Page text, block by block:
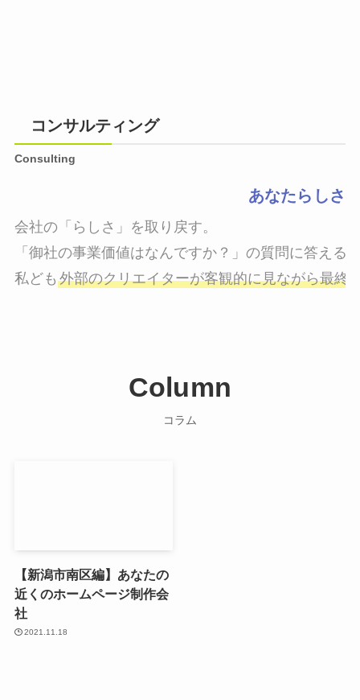
コンサルティング
Consulting
あなたらしさ
会社の「らしさ」を取り戻す。
「御社の事業価値はなんですか？」の質問に答える
私ども 外部のクリエイターが客観的に見ながら最終
Column
コラム
【新潟市南区編】あなたの
近くのホームページ制作会
社
2021.11.18